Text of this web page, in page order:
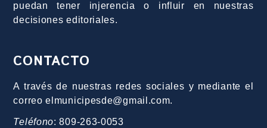
puedan tener injerencia o influir en nuestras
decisiones editoriales.
CONTACTO
A través de nuestras redes sociales y mediante el
correo elmunicipesde@gmail.com.
Teléfono: 809-263-0053